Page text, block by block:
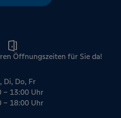
Öffnungszeiten für Sie da!
Di, Do, Fr
– 13:00 Uhr
– 18:00 Uhr